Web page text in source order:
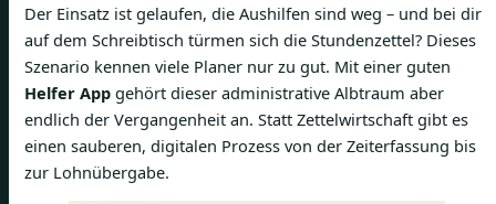
Der Einsatz ist gelaufen, die Aushilfen sind weg – und bei dir
auf dem Schreibtisch türmen sich die Stundenzettel? Dieses
Szenario kennen viele Planer nur zu gut. Mit einer guten
Helfer App gehört dieser administrative Albtraum aber
endlich der Vergangenheit an. Statt Zettelwirtschaft gibt es
einen sauberen, digitalen Prozess von der Zeiterfassung bis
zur Lohnübergabe.